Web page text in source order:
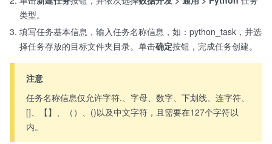
类型。
填写任务基本信息，输入任务名称信息，如：python_task，并选
择任务存放的目标文件夹目录。单击确定按钮，完成任务创建。
注意
任务名称信息仅允许字符.、字母、数字、下划线、连字符、
[]、【】、（）、()以及中文字符，且需要在127个字符以
内。